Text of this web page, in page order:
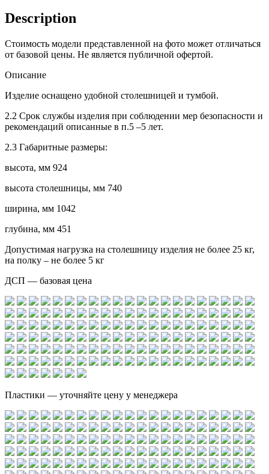
Description
Стоимость модели представленной на фото может отличаться
от базовой цены. Не является публичной офертой.
Описание
Изделие оснащено удобной столешницей и тумбой.
2.2 Срок службы изделия при соблюдении мер безопасности и
рекомендаций описанные в п.5 –5 лет.
2.3 Габаритные размеры:
высота, мм 924
высота столешницы, мм 740
ширина, мм 1042
глубина, мм 451
Допустимая нагрузка на столешницу изделия не более 25 кг,
на полку – не более 5 кг
ДСП — базовая цена
Пластики — уточняйте цену у менеджера